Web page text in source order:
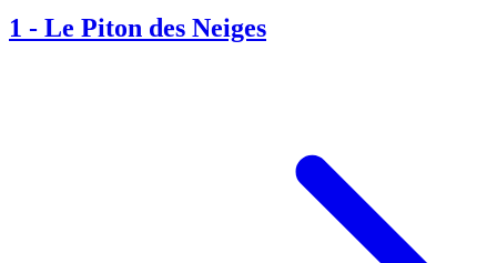
1 - Le Piton des Neiges